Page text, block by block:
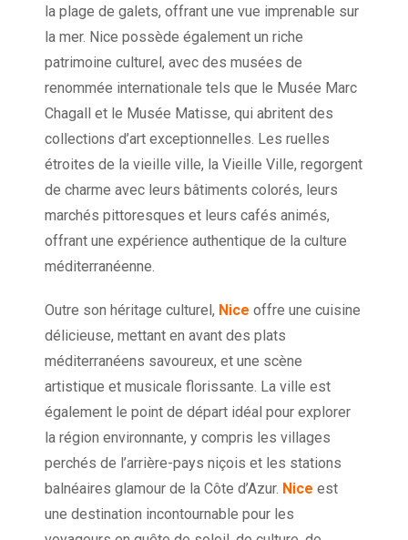
la plage de galets, offrant une vue imprenable sur
la mer. Nice possède également un riche
patrimoine culturel, avec des musées de
renommée internationale tels que le Musée Marc
Chagall et le Musée Matisse, qui abritent des
collections d’art exceptionnelles. Les ruelles
étroites de la vieille ville, la Vieille Ville, regorgent
de charme avec leurs bâtiments colorés, leurs
marchés pittoresques et leurs cafés animés,
offrant une expérience authentique de la culture
méditerranéenne.
Outre son héritage culturel, Nice offre une cuisine
délicieuse, mettant en avant des plats
méditerranéens savoureux, et une scène
artistique et musicale florissante. La ville est
également le point de départ idéal pour explorer
la région environnante, y compris les villages
perchés de l’arrière-pays niçois et les stations
balnéaires glamour de la Côte d’Azur. Nice est
une destination incontournable pour les